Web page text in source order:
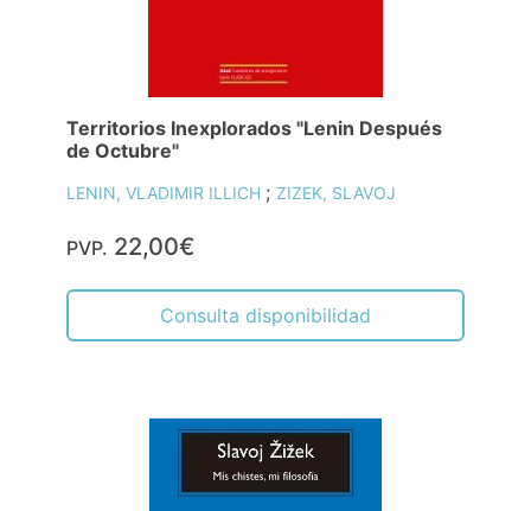
Territorios Inexplorados "Lenin Después
de Octubre"
LENIN, VLADIMIR ILLICH ; ZIZEK, SLAVOJ
PVP. 22,00€
Consulta disponibilidad